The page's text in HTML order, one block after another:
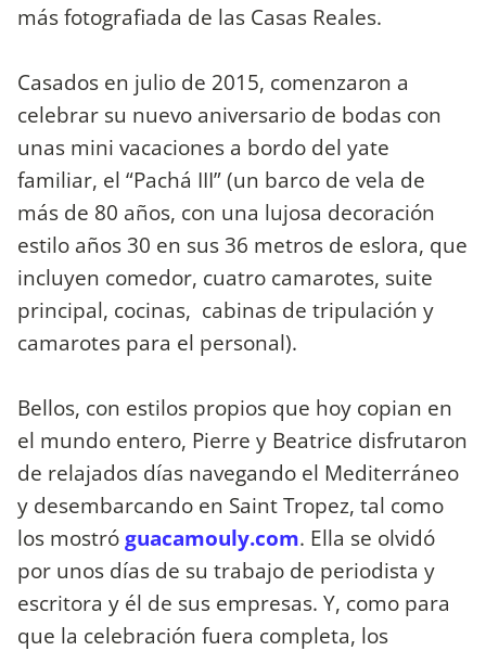
más fotografiada de las Casas Reales.
Casados en julio de 2015, comenzaron a
celebrar su nuevo aniversario de bodas con
unas mini vacaciones a bordo del yate
familiar, el “Pachá III” (un barco de vela de
más de 80 años, con una lujosa decoración
estilo años 30 en sus 36 metros de eslora, que
incluyen comedor, cuatro camarotes, suite
principal, cocinas, cabinas de tripulación y
camarotes para el personal).
Bellos, con estilos propios que hoy copian en
el mundo entero, Pierre y Beatrice disfrutaron
de relajados días navegando el Mediterráneo
y desembarcando en Saint Tropez, tal como
los mostróguacamouly.com. Ella se olvidó
por unos días de su trabajo de periodista y
escritora y él de sus empresas. Y, como para
que la celebración fuera completa, los